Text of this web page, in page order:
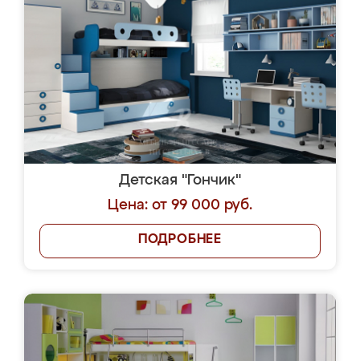
Детская "Гончик"
Цена: от 99 000 руб.
ПОДРОБНЕЕ